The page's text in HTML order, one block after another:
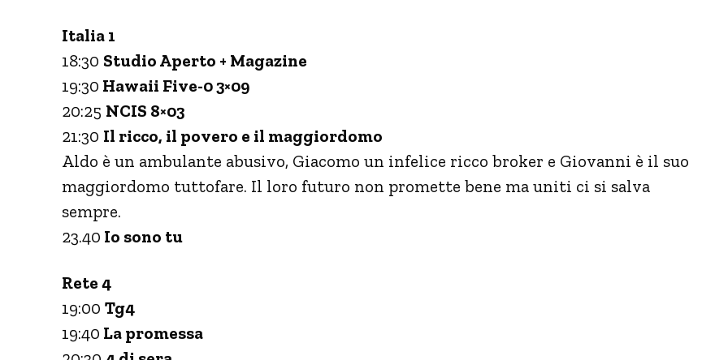
Italia 1
18:30 Studio Aperto + Magazine
19:30 Hawaii Five-0 3×09
20:25 NCIS 8×03
21:30 Il ricco, il povero e il maggiordomo
Aldo è un ambulante abusivo, Giacomo un infelice ricco broker e Giovanni è il suo
maggiordomo tuttofare. Il loro futuro non promette bene ma uniti ci si salva
sempre.
23.40 Io sono tu
Rete 4
19:00 Tg4
19:40 La promessa